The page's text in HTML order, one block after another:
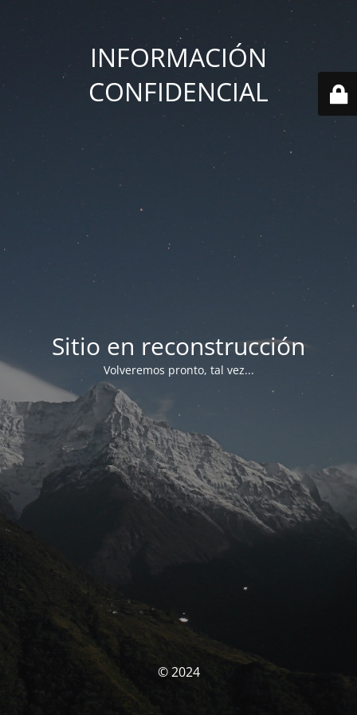
INFORMACIÓN
CONFIDENCIAL
Sitio en reconstrucción
Volveremos pronto, tal vez...
© 2024